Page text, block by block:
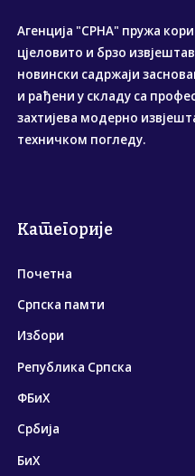
Агенција "СРНА" пружа
цјеловито и брзо
новински садржаји
и рађени у складу са
захтијева модерно
техничком погледу.
Категорије
Почетна
Српска памти
Избори
Република Српска
ФБиХ
Србија
БиХ